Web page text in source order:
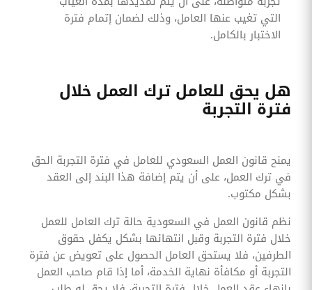
التي تغيب عنها العامل، وذلك لضمان إتمام فترة
الاختبار بالكامل.
هل يحق للعامل ترك العمل خلال
فترة التجربة
يمنح قانون العمل السعودي للعامل في فترة التجربة الحق
في ترك العمل، على أن يتم إضافة هذا البند إلى العقد
بشكل مكتوب.
نظم قانون العمل في السعودية حالة ترك العامل للعمل
خلال فترة التجربة وقبل انتهائها بشكل يكفل حقوق
الطرفين، فلا يستحق العامل الحصول على تعويض عن فترة
التجربة أو مكافأة نهاية الخدمة، أما إذا قام صاحب العمل